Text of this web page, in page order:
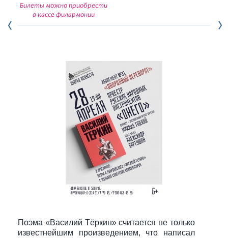
Новости
Билеты можно приобрести
в кассе филармонии
Поэма «Василий Тёркин» считается не только
известнейшим произведением, что написал